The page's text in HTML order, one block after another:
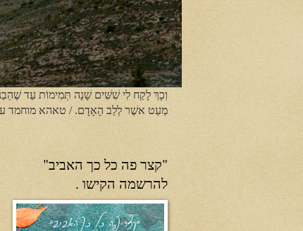
וְכָךְ לָקַח לִי שִׁשִּׁים שָׁנָה תְּמִימוֹת עַד
מְעַט אשֶׁר לְלֵב הָאָדָם. / טאהא מוחמד עלי
"קצר פה כל כך האביב"
להרשמה הקישו .